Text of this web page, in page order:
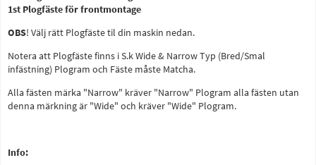
1st Plogfäste för frontmontage
OBS! Välj rätt Plogfäste til din maskin nedan.
Notera att Plogfäste finns i S.k Wide & Narrow Typ (Bred/Smal
infästning) Plogram och Fäste måste Matcha.
Alla fästen märka "Narrow" kräver "Narrow" Plogram alla fästen utan
denna märkning är "Wide" och kräver "Wide" Plogram.
Info: